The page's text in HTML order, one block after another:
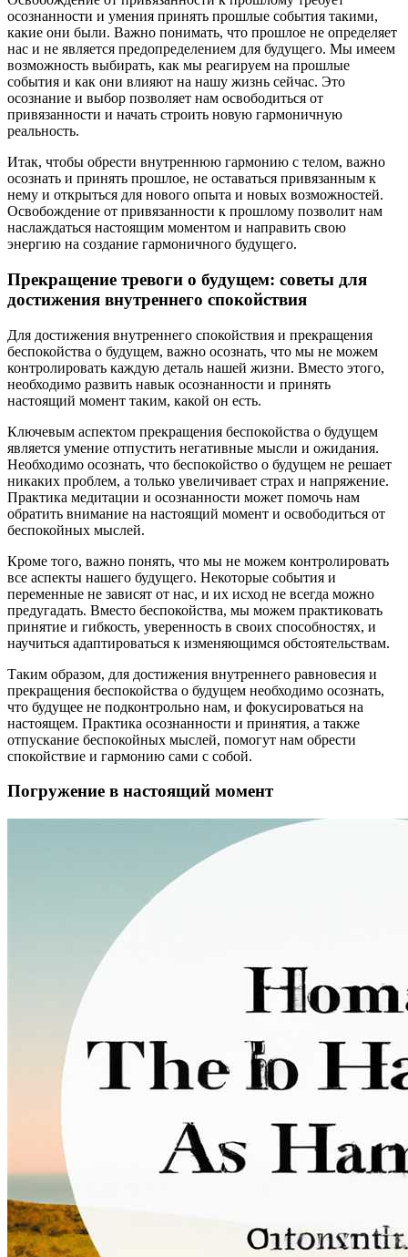
осознанности и умения принять прошлые события такими,
какие они были. Важно понимать, что прошлое не определяет
нас и не является предопределением для будущего. Мы имеем
возможность выбирать, как мы реагируем на прошлые
события и как они влияют на нашу жизнь сейчас. Это
осознание и выбор позволяет нам освободиться от
привязанности и начать строить новую гармоничную
реальность.
Итак, чтобы обрести внутреннюю гармонию с телом, важно
осознать и принять прошлое, не оставаться привязанным к
нему и открыться для нового опыта и новых возможностей.
Освобождение от привязанности к прошлому позволит нам
наслаждаться настоящим моментом и направить свою
энергию на создание гармоничного будущего.
Прекращение тревоги о будущем: советы для
достижения внутреннего спокойствия
Для достижения внутреннего спокойствия и прекращения
беспокойства о будущем, важно осознать, что мы не можем
контролировать каждую деталь нашей жизни. Вместо этого,
необходимо развить навык осознанности и принять
настоящий момент таким, какой он есть.
Ключевым аспектом прекращения беспокойства о будущем
является умение отпустить негативные мысли и ожидания.
Необходимо осознать, что беспокойство о будущем не решает
никаких проблем, а только увеличивает страх и напряжение.
Практика медитации и осознанности может помочь нам
обратить внимание на настоящий момент и освободиться от
беспокойных мыслей.
Кроме того, важно понять, что мы не можем контролировать
все аспекты нашего будущего. Некоторые события и
переменные не зависят от нас, и их исход не всегда можно
предугадать. Вместо беспокойства, мы можем практиковать
принятие и гибкость, уверенность в своих способностях, и
научиться адаптироваться к изменяющимся обстоятельствам.
Таким образом, для достижения внутреннего равновесия и
прекращения беспокойства о будущем необходимо осознать,
что будущее не подконтрольно нам, и фокусироваться на
настоящем. Практика осознанности и принятия, а также
отпускание беспокойных мыслей, помогут нам обрести
спокойствие и гармонию сами с собой.
Погружение в настоящий момент